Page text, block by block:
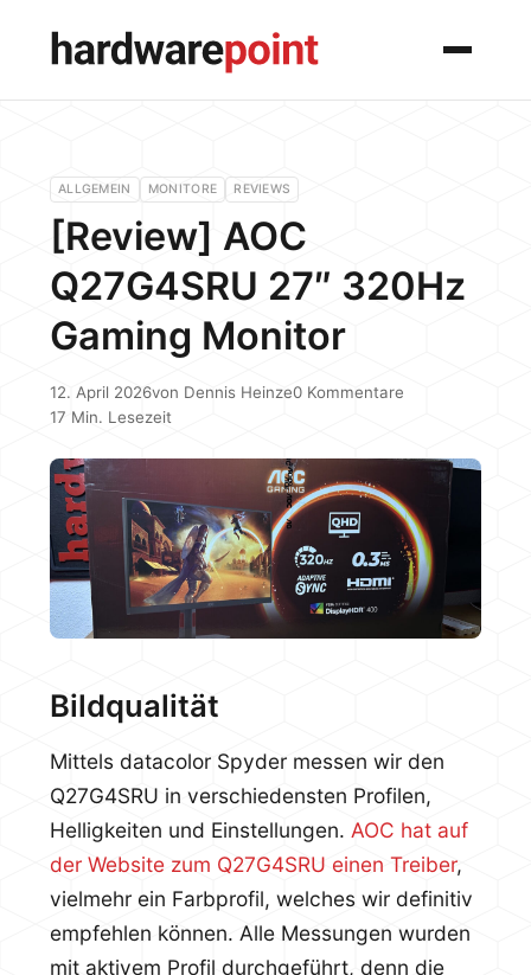
Menü
ALLGEMEIN MONITORE REVIEWS
[Review] AOC
Q27G4SRU 27″ 320Hz
Gaming Monitor
12. April 2026von Dennis Heinze0 Kommentare
17 Min. Lesezeit
Bildqualität
Mittels datacolor Spyder messen wir den
Q27G4SRU in verschiedensten Profilen,
Helligkeiten und Einstellungen. AOC hat auf
der Website zum Q27G4SRU einen Treiber,
vielmehr ein Farbprofil, welches wir definitiv
empfehlen können. Alle Messungen wurden
mit aktivem Profil durchgeführt, denn die